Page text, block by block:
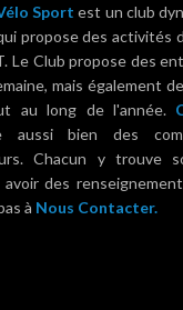
Sport est un club
propose des activités
Le Club propose des
mais également
au long de l'année.
aussi bien des
Chacun y trouve
avoir des
à Nous Contacter.